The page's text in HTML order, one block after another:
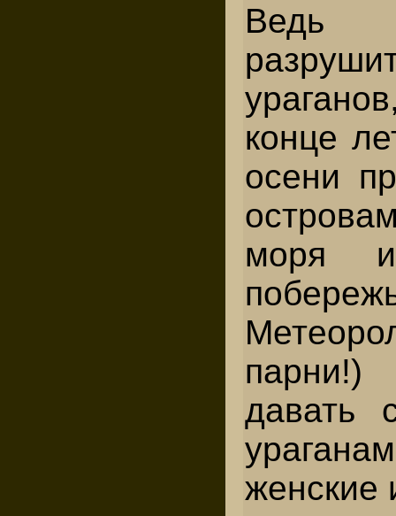
Ведь
конце
осени
моря и
давать
женские